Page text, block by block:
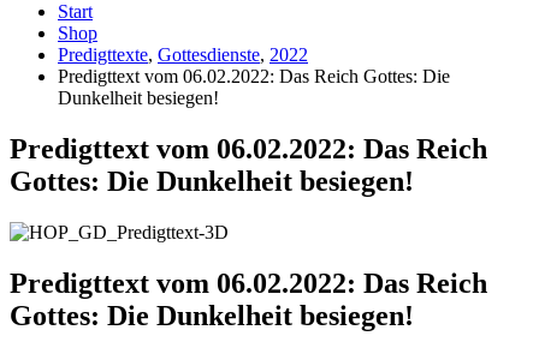
Start
Shop
Predigttexte, Gottesdienste, 2022
Predigttext vom 06.02.2022: Das Reich Gottes: Die
Dunkelheit besiegen!
Predigttext vom 06.02.2022: Das Reich
Gottes: Die Dunkelheit besiegen!
Predigttext vom 06.02.2022: Das Reich
Gottes: Die Dunkelheit besiegen!